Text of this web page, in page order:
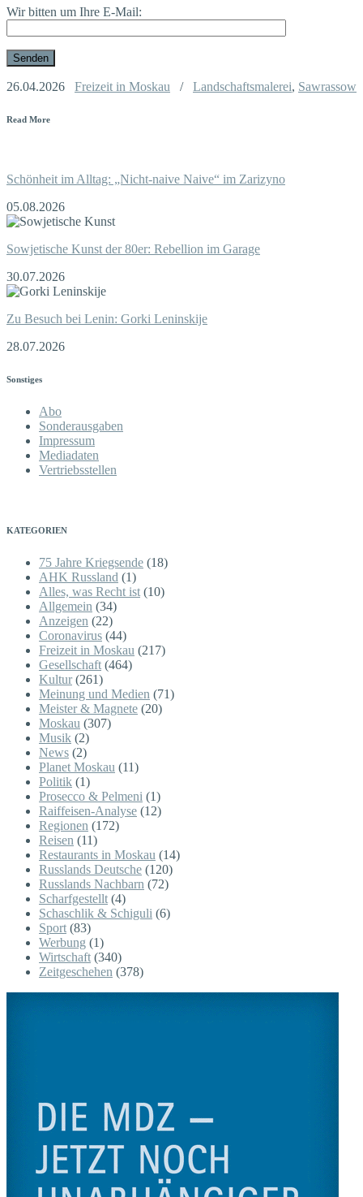
Wir bitten um Ihre E-Mail:
26.04.2026 Freizeit in Moskau / Landschaftsmalerei, Sawrassow
Read More
Schönheit im Alltag: „Nicht-naive Naive“ im Zarizyno
05.08.2026
Sowjetische Kunst der 80er: Rebellion im Garage
30.07.2026
Zu Besuch bei Lenin: Gorki Leninskije
28.07.2026
Sonstiges
Abo
Sonderausgaben
Impressum
Mediadaten
Vertriebsstellen
KATEGORIEN
75 Jahre Kriegsende (18)
AHK Russland (1)
Alles, was Recht ist (10)
Allgemein (34)
Anzeigen (22)
Coronavirus (44)
Freizeit in Moskau (217)
Gesellschaft (464)
Kultur(261)
Meinung und Medien (71)
Meister & Magnete (20)
Moskau (307)
Musik (2)
News (2)
Planet Moskau (11)
Politik (1)
Prosecco & Pelmeni (1)
Raiffeisen-Analyse (12)
Regionen (172)
Reisen (11)
Restaurants in Moskau (14)
Russlands Deutsche (120)
Russlands Nachbarn (72)
Scharfgestellt (4)
Schaschlik & Schiguli (6)
Sport (83)
Werbung (1)
Wirtschaft (340)
Zeitgeschehen (378)